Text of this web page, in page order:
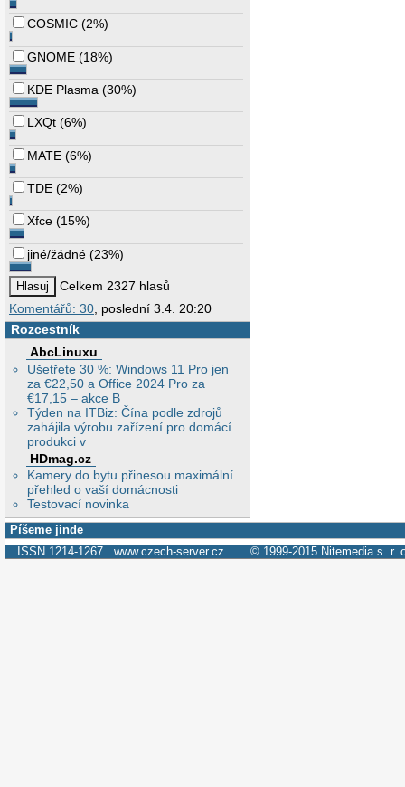
COSMIC (2%)
GNOME (18%)
KDE Plasma (30%)
LXQt (6%)
MATE (6%)
TDE (2%)
Xfce (15%)
jiné/žádné (23%)
Celkem 2327 hlasů
Komentářů: 30, poslední 3.4. 20:20
Rozcestník
AbcLinuxu
Ušetřete 30 %: Windows 11 Pro jen
za €22,50 a Office 2024 Pro za
€17,15 – akce B
Týden na ITBiz: Čína podle zdrojů
zahájila výrobu zařízení pro domácí
produkci v
HDmag.cz
Kamery do bytu přinesou maximální
přehled o vaší domácnosti
Testovací novinka
Píšeme jinde
ISSN 1214-1267 www.czech-server.cz © 1999-2015 Nitemedia s. r.